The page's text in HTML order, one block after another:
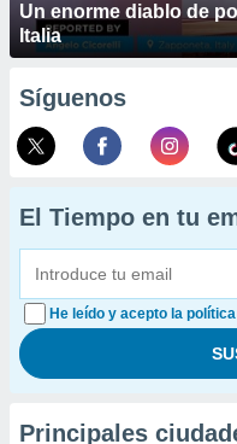
Un enorme diablo de
Italia
Síguenos
El Tiempo en tu
He leído y acepto la
Principales